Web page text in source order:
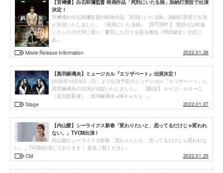
【宮﨑優】白石和彌監督 映画作品「死刑にいたる病」加納灯里役で出演
決定！
宮﨑優が白石和彌監督の映画作品「死刑にいたる病」加納灯里役で出演
が決定いたしました。 『死刑にいたる病』 【STORY 】 理想とは程遠
いランクの大学に通い、鬱屈した日々を送る雅也（岡田健史）の元に
あ...
Movie Release Information
2022.01.26
【黒羽麻璃央】ミュージカル『エリザベート』出演決定！
2022年10月9日（日）より公演予定のミュージカル『エリザベート』に
黒羽麻璃央の出演が決定いたしました。 【配役】 ルイジ・ルキーニ
（皇后暗殺者）：黒羽麻璃央 ※Wキャスト ...
Stage
2022.01.27
【内山愛】シーライクス新春「変わりたいと、思ってるだけじゃ変われ
ない。」TVCM出演！
内山愛がシーライクス新春「変わりたいと、思ってるだけじゃ変われな
い。」TVCM出演しております！ 是非ご覧ください。
CM
2022.01.25